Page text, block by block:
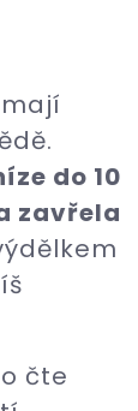
do 10
zavřela
čte